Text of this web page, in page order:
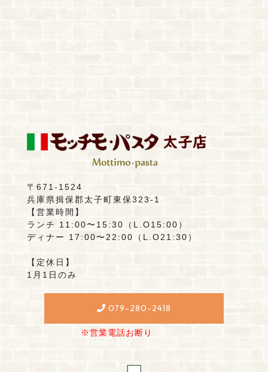
〒671-1524
兵庫県揖保郡太子町東保323-1
【営業時間】
ランチ 11:00〜15:30（L.O15:00）
ディナー 17:00〜22:00（L.O21:30）
【定休日】
1月1日のみ
079-280-2418
※営業電話お断り